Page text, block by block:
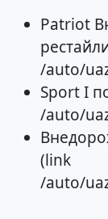
Patriot
/auto/
Sport I
/auto/
(link
/auto/